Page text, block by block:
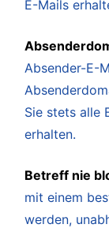
E-Mails
Absender-E-
Sie stets alle
erhalten.
Betreff nie
mit einem
werden,